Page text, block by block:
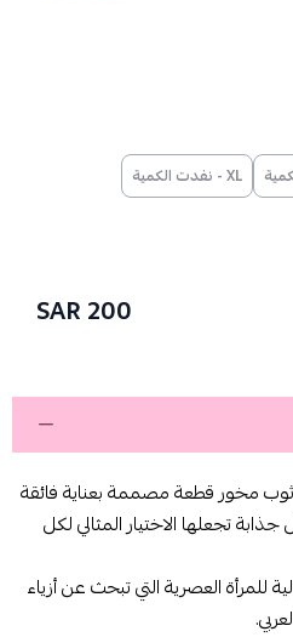
XL - نفدت الكمية
200 SAR
مخور قطعة مصممة بعناية فائقة
جذابة تجعلها الاختيار المثالي لكل
للمرأة العصرية التي تبحث عن أزياء